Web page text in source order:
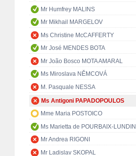
Mr Humfrey MALINS
Mr Mikhail MARGELOV
Ms Christine McCAFFERTY
Mr José MENDES BOTA
Mr João Bosco MOTA AMARAL
Ms Miroslava NĚMCOVÁ
M. Pasquale NESSA
Ms Antigoni PAPADOPOULOS
Mme Maria POSTOICO
Ms Marietta de POURBAIX-LUNDIN
Mr Andrea RIGONI
Mr Ladislav SKOPAL